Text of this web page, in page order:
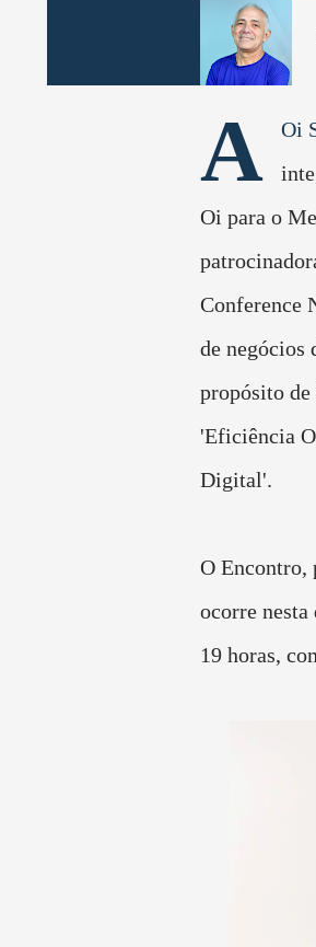
A
Oi
Oi para o
Conference
de negócios
propósito
'Eficiência
Digital'.
O Encontro,
ocorre
19 horas,